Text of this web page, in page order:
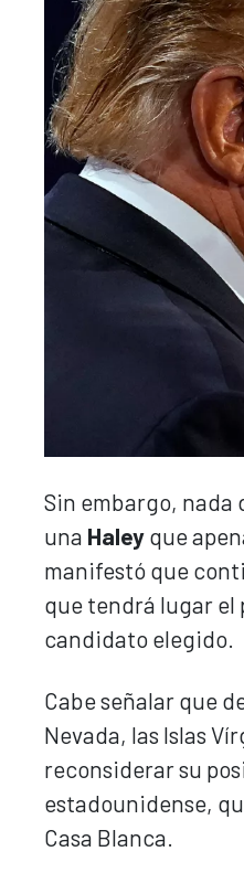
Sin embargo, nada
una Haley que
manifestó que
que tendrá lugar el
candidato elegido.
Cabe señalar que
Nevada, las Islas
reconsiderar su
estadounidense,
Casa Blanca.